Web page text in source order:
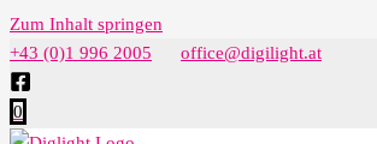
Zum Inhalt springen
+43 (0)1 996 2005
office@digilight.at
0